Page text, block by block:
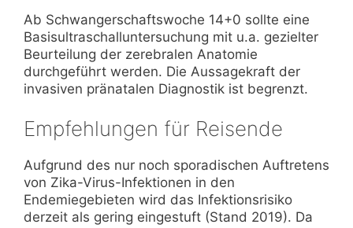
Ab Schwangerschaftswoche 14+0 sollte eine
Basisultraschalluntersuchung mit u.a. gezielter
Beurteilung der zerebralen Anatomie
durchgeführt werden. Die Aussagekraft der
invasiven pränatalen Diagnostik ist begrenzt.
Empfehlungen für Reisende
Aufgrund des nur noch sporadischen Auftretens
von Zika-Virus-Infektionen in den
Endemiegebieten wird das Infektionsrisiko
derzeit als gering eingestuft (Stand 2019). Da